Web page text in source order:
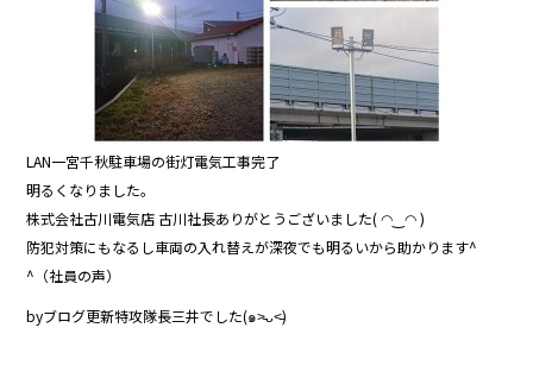
LAN一宮千秋駐車場の街灯電気工事完了
明るくなりました。
株式会社古川電気店 古川社長ありがとうございました( ◠‿◠ )
防犯対策にもなるし車両の入れ替えが深夜でも明るいから助かります^
^（社員の声）
byブログ更新特攻隊長三井でした(๑˃̵ᴗ˂̵)